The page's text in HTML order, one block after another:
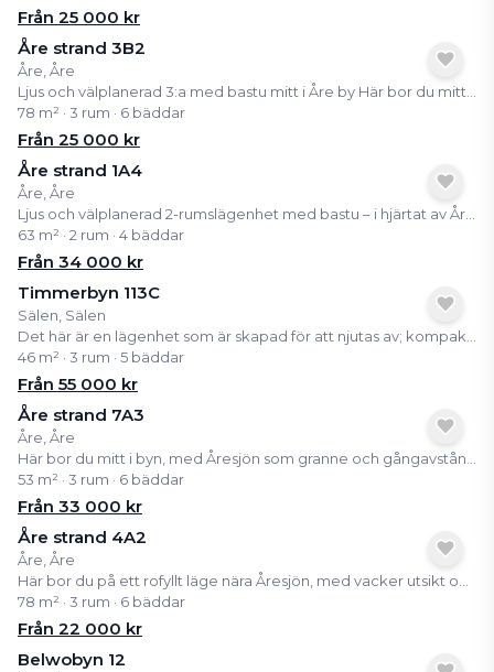
Från 25 000 kr
Åre strand 3B2
Åre, Åre
78 m² · 3 rum · 6 bäddar
Från 25 000 kr
Åre strand 1A4
Åre, Åre
63 m² · 2 rum · 4 bäddar
Från 34 000 kr
Timmerbyn 113C
Sälen, Sälen
46 m² · 3 rum · 5 bäddar
Från 55 000 kr
Åre strand 7A3
Åre, Åre
53 m² · 3 rum · 6 bäddar
Från 33 000 kr
Åre strand 4A2
Åre, Åre
78 m² · 3 rum · 6 bäddar
Från 22 000 kr
Belwobyn 12